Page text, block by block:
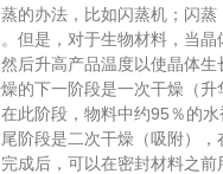
办法，比如闪蒸机；闪蒸
但是，对于生物材料，当
后升高产品温度以使晶体生
下一阶段是一次干燥（升
此阶段，物料中约95％的
段是二次干燥（吸附），
成后，可以在密封材料之